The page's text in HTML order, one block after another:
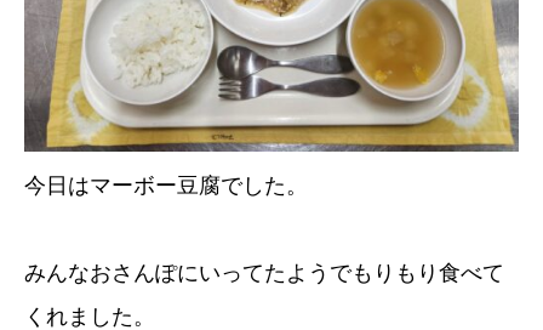
今日はマーボー豆腐でした。
みんなおさんぽにいってたようでもりもり食べて
くれました。